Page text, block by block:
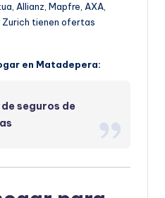
Allianz, Mapfre, AXA,
Zurich tienen ofertas
en Matadepera:
seguros de